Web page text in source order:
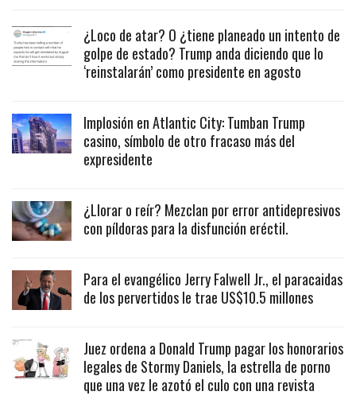
¿Loco de atar? O ¿tiene planeado un intento de
golpe de estado? Trump anda diciendo que lo
‘reinstalarán’ como presidente en agosto
Implosión en Atlantic City: Tumban Trump
casino, símbolo de otro fracaso más del
expresidente
¿Llorar o reír? Mezclan por error antidepresivos
con píldoras para la disfunción eréctil.
Para el evangélico Jerry Falwell Jr., el paracaidas
de los pervertidos le trae US$10.5 millones
Juez ordena a Donald Trump pagar los honorarios
legales de Stormy Daniels, la estrella de porno
que una vez le azotó el culo con una revista